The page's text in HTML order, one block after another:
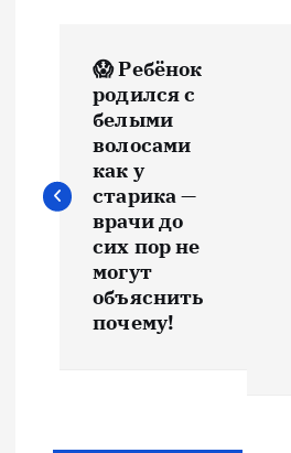
и
😱 Ребёнок
родился с
белыми
волосами
как у
старика —
врачи до
сих пор не
могут
объяснить
почему!